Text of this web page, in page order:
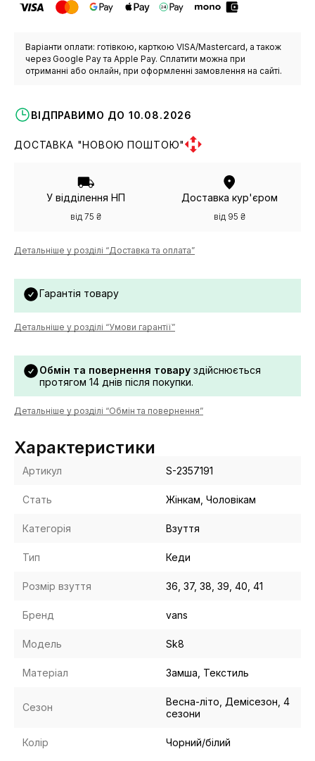
Варіанти оплати: готівкою, карткою VISA/Mastercard, а також
через Google Pay та Apple Pay. Сплатити можна при
отриманні або онлайн, при оформленні замовлення на сайті.
ВІДПРАВИМО ДО 10.08.2026
ДОСТАВКА "НОВОЮ ПОШТОЮ"
У відділення НП
від 75 ₴
Доставка кур'єром
від 95 ₴
Детальніше у розділі “Доставка та оплата”
Гарантія товару
Детальніше у розділі “Умови гарантії”
Обмін та повернення товару здійснюється
протягом 14 днів після покупки.
Детальніше у розділі “Обмін та повернення”
Характеристики
Артикул S-2357191
Стать Жінкам, Чоловікам
Категорія Взуття
Тип Кеди
Розмір взуття 36, 37, 38, 39, 40, 41
Бренд vans
Модель Sk8
Матеріал Замша, Текстиль
Сезон
Весна-літо, Демісезон, 4
сезони
Колір Чорний/білий